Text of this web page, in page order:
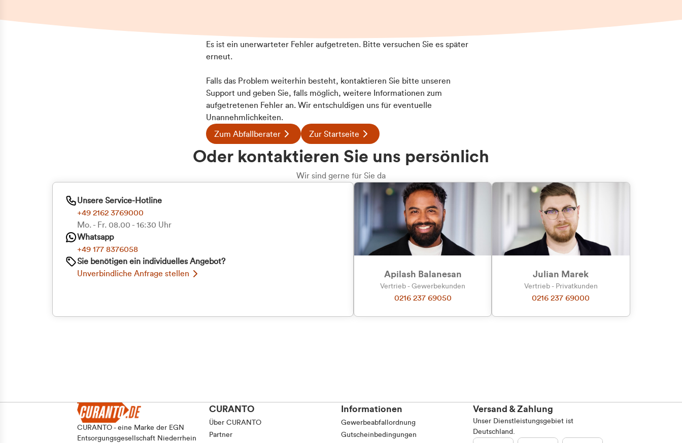
Zu welcher
Kundengruppe
Es ist ein unerwarteter Fehler aufgetreten. Bitte versuchen Sie es später
erneut.
Falls das Problem weiterhin besteht, kontaktieren Sie bitte unseren
Support und geben Sie, falls möglich, weitere Informationen zum
aufgetretenen Fehler an. Wir entschuldigen uns für eventuelle
Unannehmlichkeiten.
Zum Abfallberater Zur Startseite
Oder kontaktieren Sie uns persönlich
Wir sind gerne für Sie da
Unsere Service-Hotline
+49 2162 3769000
Mo. - Fr. 08.00 - 16:30 Uhr
Whatsapp
+49 177 8376058
Sie benötigen ein individuelles Angebot?
Unverbindliche Anfrage stellen
Apilash Balanesan
Vertrieb - Gewerbekunden
0216 237 69050
Julian Marek
Vertrieb - Privatkunden
0216 237 69000
CURANTO - eine Marke der EGN
Entsorgungsgesellschaft Niederrhein
CURANTO
Über CURANTO
Partner
Informationen
Gewerbeabfallordnung
Gutscheinbedingungen
Versand & Zahlung
Unser Dienstleistungsgebiet ist
Deutschland.